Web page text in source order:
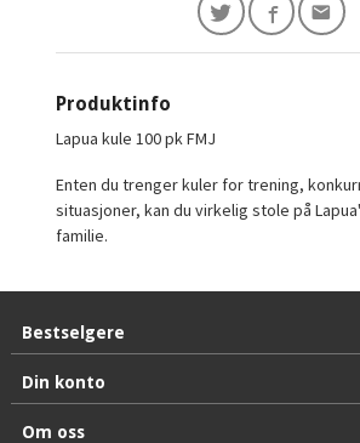
Produktinfo
Lapua kule 100 pk FMJ
Enten du trenger kuler for trening,
situasjoner, kan du virkelig stole på
familie.
Bestselgere
Din konto
Om oss